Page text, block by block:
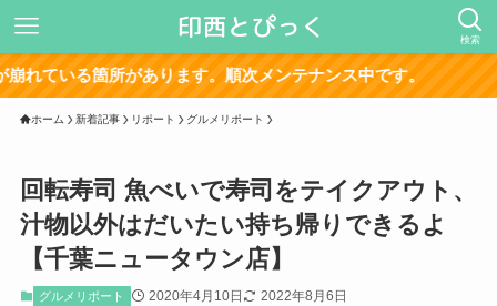
検索
サイト再
ホーム 新着記事 リポート グルメリポート
回転寿司 魚べいで寿司をテイクアウト、
汁物以外はだいたい持ち帰りできるよ
【千葉ニュータウン店】
グルメリポート 2020年4月10日 2022年8月6日